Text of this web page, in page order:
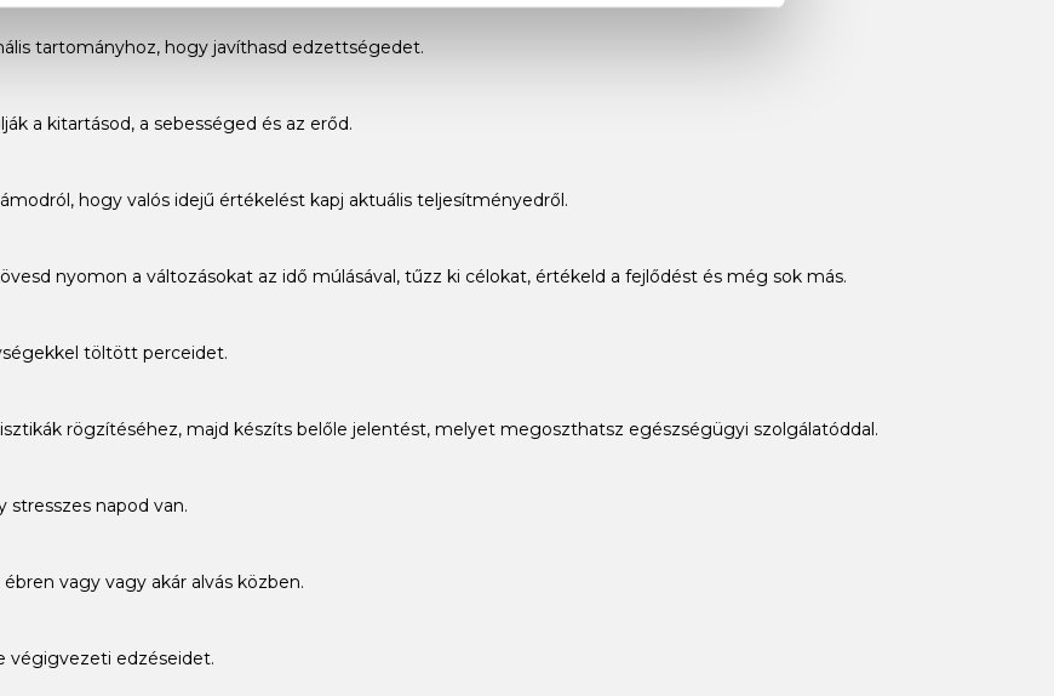
tartományhoz, hogy javíthasd edzettségedet.
a kitartásod, a sebességed és az erőd.
hogy valós idejű értékelést kapj aktuális teljesítményedről.
nyomon a változásokat az idő múlásával, tűzz ki célokat, értékeld a fejlődést és még sok más.
töltött perceidet.
rögzítéséhez, majd készíts belőle jelentést, melyet megoszthatsz egészségügyi szolgálatóddal.
napod van.
vagy vagy akár alvás közben.
végigvezeti edzéseidet.